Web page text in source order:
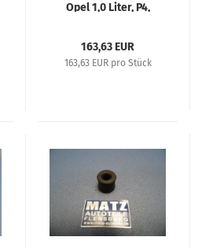
Opel 1,0 Liter, P4,
Liter, 2 Liter, Opel Blitz
1,5 to
163,63 EUR
163,63 EUR pro Stück